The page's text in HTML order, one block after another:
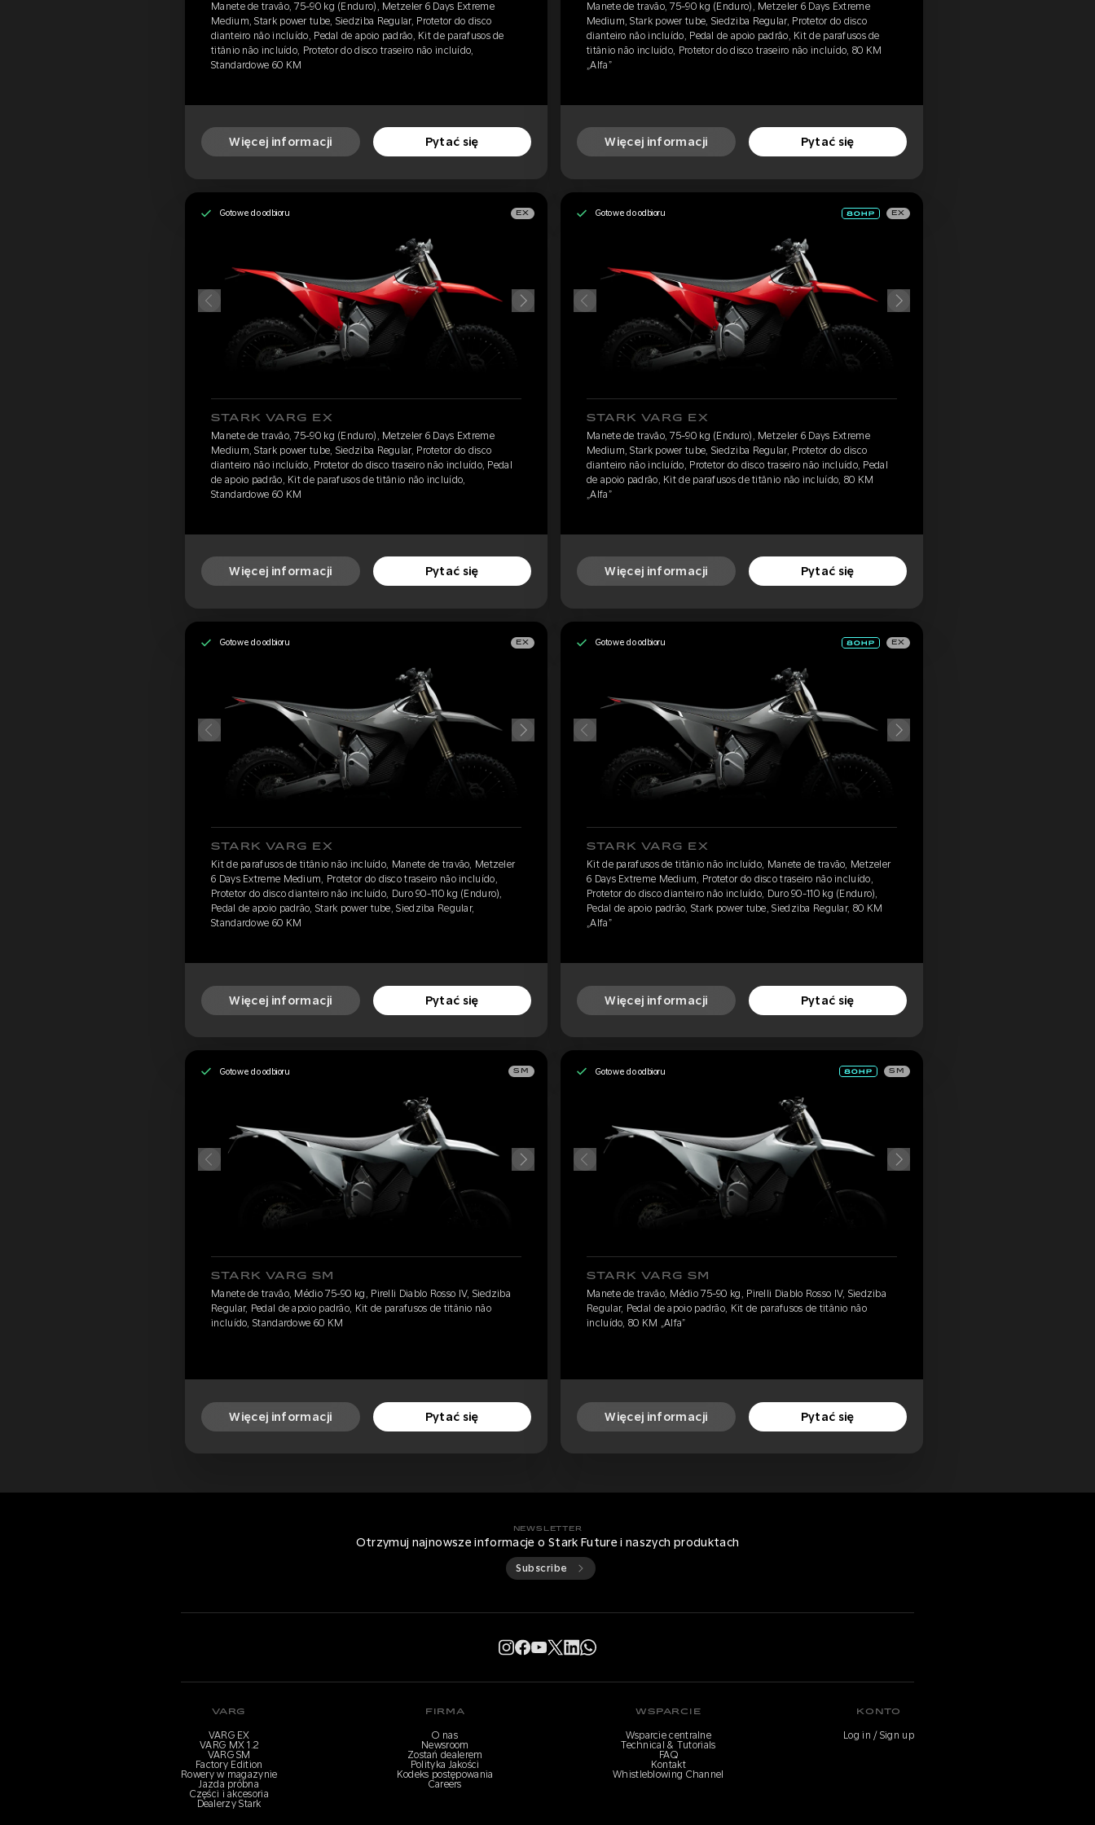
Manete de travão, 75-90 kg (Enduro), Metzeler 6 Days Extreme
Medium, Stark power tube, Siedziba Regular, Protetor do disco
dianteiro não incluído, Pedal de apoio padrão, Kit de parafusos de
titânio não incluído, Protetor do disco traseiro não incluído,
Standardowe 60 KM
Więcej informacji Pytać się
Manete de travão, 75-90 kg (Enduro), Metzeler 6 Days Extreme
Medium, Stark power tube, Siedziba Regular, Protetor do disco
dianteiro não incluído, Pedal de apoio padrão, Kit de parafusos de
titânio não incluído, Protetor do disco traseiro não incluído, 80 KM
„Alfa”
Więcej informacji Pytać się
Gotowe do odbioru EX
STARK VARG EX
Manete de travão, 75-90 kg (Enduro), Metzeler 6 Days Extreme
Medium, Stark power tube, Siedziba Regular, Protetor do disco
dianteiro não incluído, Protetor do disco traseiro não incluído, Pedal
de apoio padrão, Kit de parafusos de titânio não incluído,
Standardowe 60 KM
Więcej informacji Pytać się
Gotowe do odbioru EX
STARK VARG EX
Manete de travão, 75-90 kg (Enduro), Metzeler 6 Days Extreme
Medium, Stark power tube, Siedziba Regular, Protetor do disco
dianteiro não incluído, Protetor do disco traseiro não incluído, Pedal
de apoio padrão, Kit de parafusos de titânio não incluído, 80 KM
„Alfa”
Więcej informacji Pytać się
Gotowe do odbioru EX
STARK VARG EX
Kit de parafusos de titânio não incluído, Manete de travão, Metzeler
6 Days Extreme Medium, Protetor do disco traseiro não incluído,
Protetor do disco dianteiro não incluído, Duro 90-110 kg (Enduro),
Pedal de apoio padrão, Stark power tube, Siedziba Regular,
Standardowe 60 KM
Więcej informacji Pytać się
Gotowe do odbioru EX
STARK VARG EX
Kit de parafusos de titânio não incluído, Manete de travão, Metzeler
6 Days Extreme Medium, Protetor do disco traseiro não incluído,
Protetor do disco dianteiro não incluído, Duro 90-110 kg (Enduro),
Pedal de apoio padrão, Stark power tube, Siedziba Regular, 80 KM
„Alfa”
Więcej informacji Pytać się
Gotowe do odbioru SM
STARK VARG SM
Manete de travão, Médio 75-90 kg, Pirelli Diablo Rosso IV, Siedziba
Regular, Pedal de apoio padrão, Kit de parafusos de titânio não
incluído, Standardowe 60 KM
Więcej informacji Pytać się
Gotowe do odbioru SM
STARK VARG SM
Manete de travão, Médio 75-90 kg, Pirelli Diablo Rosso IV, Siedziba
Regular, Pedal de apoio padrão, Kit de parafusos de titânio não
incluído, 80 KM „Alfa”
Więcej informacji Pytać się
NEWSLETTER
Otrzymuj najnowsze informacje o Stark Future i naszych produktach
Subscribe
VARG
VARG EX
VARG MX 1.2
VARG SM
Factory Edition
Rowery w magazynie
Jazda próbna
Części i akcesoria
Dealerzy Stark
FIRMA
O nas
Newsroom
Zostań dealerem
Polityka Jakości
Kodeks postępowania
Careers
WSPARCIE
Wsparcie centralne
Technical & Tutorials
FAQ
Kontakt
Whistleblowing Channel
KONTO
Log in / Sign up